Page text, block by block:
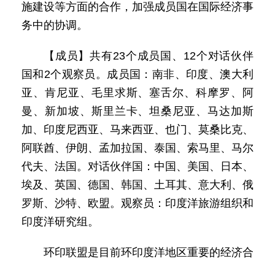
施建设等方面的合作，加强成员国在国际经济事
务中的协调。
【成员】共有23个成员国、12个对话伙伴
国和2个观察员。成员国：南非、印度、澳大利
亚、肯尼亚、毛里求斯、塞舌尔、科摩罗、阿
曼、新加坡、斯里兰卡、坦桑尼亚、马达加斯
加、印度尼西亚、马来西亚、也门、莫桑比克、
阿联酋、伊朗、孟加拉国、泰国、索马里、马尔
代夫、法国。对话伙伴国：中国、美国、日本、
埃及、英国、德国、韩国、土耳其、意大利、俄
罗斯、沙特、欧盟。观察员：印度洋旅游组织和
印度洋研究组。
环印联盟是目前环印度洋地区重要的经济合